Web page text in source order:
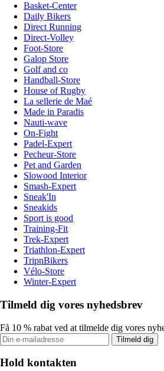
Basket-Center
Daily Bikers
Direct Running
Direct-Volley
Foot-Store
Galop Store
Golf and co
Handball-Store
House of Rugby
La sellerie de Maé
Made in Paradis
Nauti-wave
On-Fight
Padel-Expert
Pecheur-Store
Pet and Garden
Slowood Interior
Smash-Expert
Sneak'In
Sneakids
Sport is good
Training-Fit
Trek-Expert
Triathlon-Expert
TripnBikers
Vélo-Store
Winter-Expert
Tilmeld dig vores nyhedsbrev
Få 10 % rabat ved at tilmelde dig vores
Tilmeld dig
Hold kontakten